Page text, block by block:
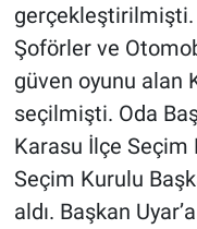
Şoförler ve
güven oyunu alan
seçilmişti. Oda
Karasu İlçe Seçim
Seçim Kurulu
aldı. Başkan